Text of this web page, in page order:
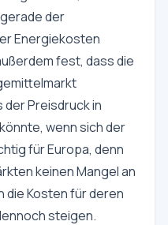
der
Energiekosten
fest, dass die
der Preisdruck in
wenn sich der
für Europa, denn
keinen Mangel an
die Kosten für deren
steigen.